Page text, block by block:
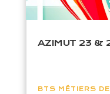
AZIMUT 23 &
BTS MÉTIERS